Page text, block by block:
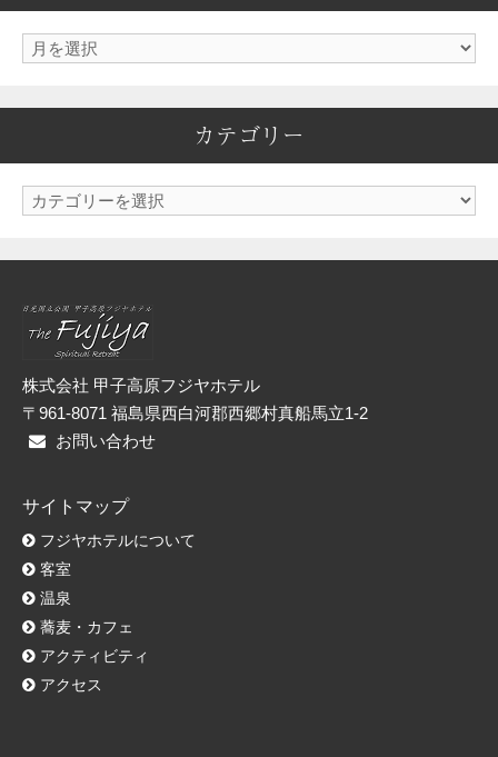
ア
カテゴリー
カ
ー
株式会社 甲子高原フジヤホテル
〒961-8071 福島県西白河郡西郷村真船馬立1-2
お問い合わせ
サイトマップ
フジヤホテルについて
客室
温泉
蕎麦・カフェ
アクティビティ
アクセス